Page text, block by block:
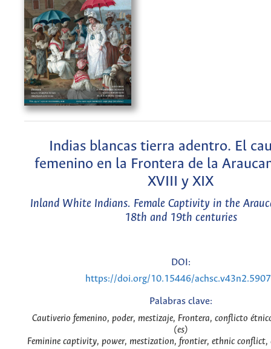
Indias blancas tierra adentro. El
femenino en la Frontera de la
XVIII y XIX
Inland White Indians. Female Captivity in the
18th and 19th centuries
DOI:
https://doi.org/10.15446/
Palabras clave:
Cautiverio femenino, poder, mestizaje, Frontera, conflicto
(es)
Feminine captivity, power, mestization, frontier, ethnic